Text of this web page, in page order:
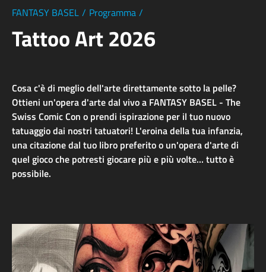
FANTASY BASEL / Programma /
Tattoo Art 2026
Cosa c'è di meglio dell'arte direttamente sotto la pelle?
Ottieni un'opera d'arte dal vivo a FANTASY BASEL - The
Swiss Comic Con o prendi ispirazione per il tuo nuovo
tatuaggio dai nostri tatuatori! L'eroina della tua infanzia,
una citazione dal tuo libro preferito o un'opera d'arte di
quel gioco che potresti giocare più e più volte... tutto è
possibile.